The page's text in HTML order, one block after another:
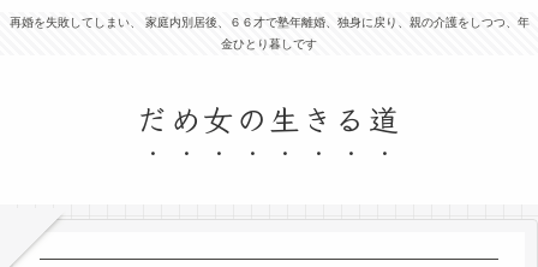
再婚を失敗してしまい、 家庭内別居後、６６才で塾年離婚、独身に戻り、親の介護をしつつ、年
金ひとり暮しです
だめ女の生きる道